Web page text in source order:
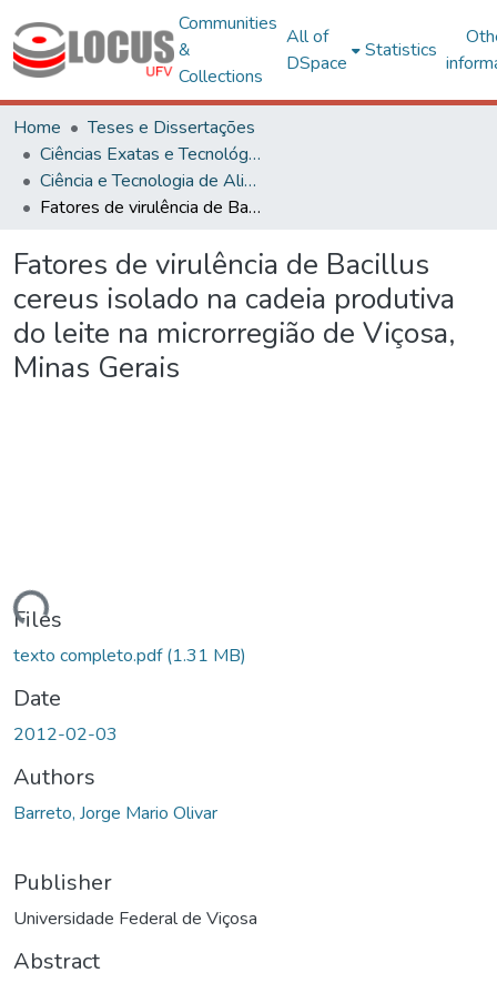
Communities
&
Collections
All of
DSpace
Statistics
Home
Teses e Dissertações
Ciências Exatas e Tecnológicas
Ciência e Tecnologia de Alimentos
Fatores de virulência de Bacillus cereus isolado na cadeia produtiva do leite na microrregião de Viçosa, Minas Gerais
Fatores de virulência de Bacillus
cereus isolado na cadeia produtiva
do leite na microrregião de Viçosa,
Minas Gerais
Files
texto completo.pdf(1.31 MB)
Date
2012-02-03
Authors
Barreto, Jorge Mario Olivar
Publisher
Universidade Federal de Viçosa
Abstract